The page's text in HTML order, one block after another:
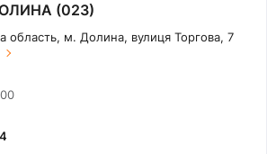
(023)
область, м. Долина, вулиця Торгова, 7